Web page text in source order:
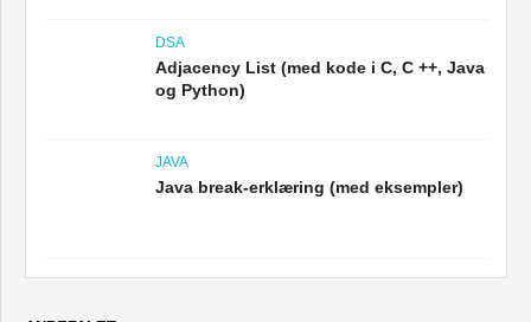
DSA
Adjacency List (med kode i C, C ++, Java
og Python)
JAVA
Java break-erklæring (med eksempler)